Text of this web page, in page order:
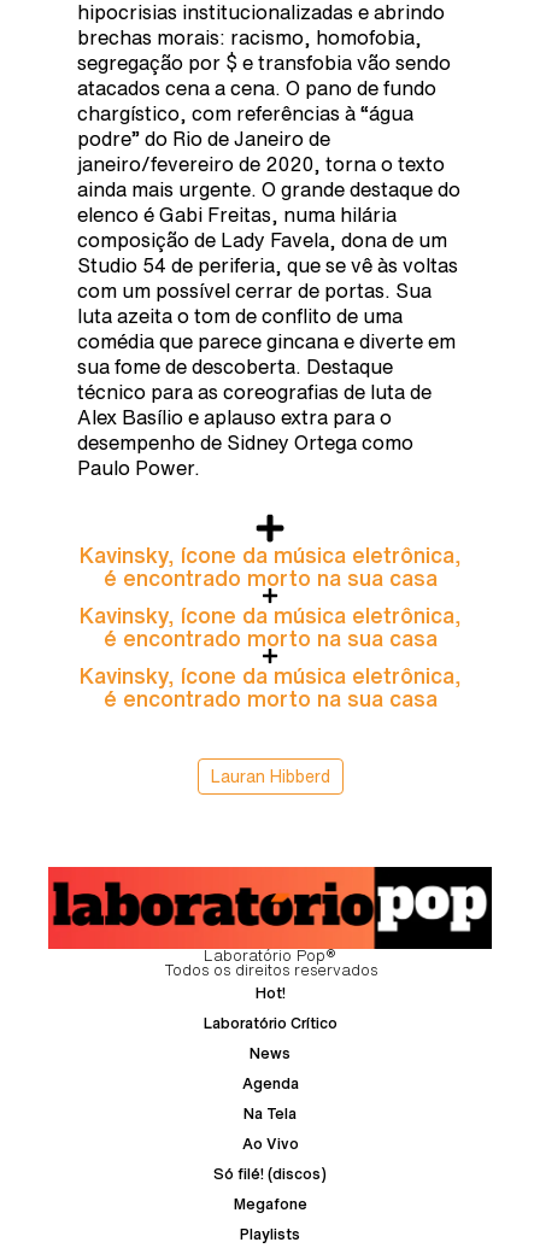
hipocrisias institucionalizadas e abrindo
brechas morais: racismo, homofobia,
segregação por $ e transfobia vão sendo
atacados cena a cena. O pano de fundo
chargístico, com referências à “água
podre” do Rio de Janeiro de
janeiro/fevereiro de 2020, torna o texto
ainda mais urgente. O grande destaque do
elenco é Gabi Freitas, numa hilária
composição de Lady Favela, dona de um
Studio 54 de periferia, que se vê às voltas
com um possível cerrar de portas. Sua
luta azeita o tom de conflito de uma
comédia que parece gincana e diverte em
sua fome de descoberta. Destaque
técnico para as coreografias de luta de
Alex Basílio e aplauso extra para o
desempenho de Sidney Ortega como
Paulo Power.
Kavinsky, ícone da música eletrônica,
é encontrado morto na sua casa
Kavinsky, ícone da música eletrônica,
é encontrado morto na sua casa
Kavinsky, ícone da música eletrônica,
é encontrado morto na sua casa
Lauran Hibberd
Laboratório Pop®
Todos os direitos reservados
Hot!
Laboratório Crítico
News
Agenda
Na Tela
Ao Vivo
Só filé! (discos)
Megafone
Playlists